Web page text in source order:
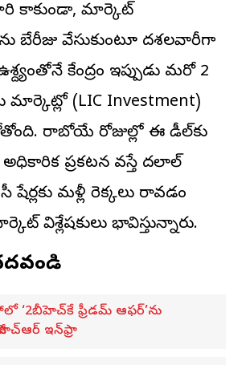
కాకుండా, మార్కెట్
బేరీజు వేసుకుంటూ దశలవారీగా
కేంద్రం ఇప్పుడు మరో 2
(LIC Investment)
రాబోయే రోజుల్లో ఈ డీల్‌కు
ప్రకటన వస్తే దలాల్
షేర్లకు మళ్లీ రెక్కలు రావడం
విశ్లేషకులు భావిస్తున్నారు.
‘2బీహెచ్‌కే ఫ్రీడమ్ ఆఫర్’ను
ఇన్‌ఫ్రా